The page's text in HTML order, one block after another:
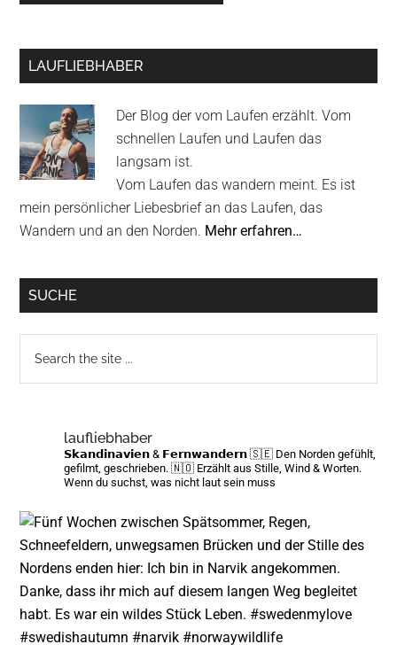
Primary
LAUFLIEBHABER
Der Blog der vom Laufen erzählt. Vom
schnellen Laufen und Laufen das
langsam ist.
Vom Laufen das wandern meint. Es ist
mein persönlicher Liebesbrief an das Laufen, das
Wandern und an den Norden. Mehr erfahren…
SUCHE
the
laufliebhaber
𝗦𝗸𝗮𝗻𝗱𝗶𝗻𝗮𝘃𝗶𝗲𝗻 & 𝗙𝗲𝗿𝗻𝘄𝗮𝗻𝗱𝗲𝗿𝗻 🇸🇪 Den Norden gefühlt,
gefilmt, geschrieben. 🇳🇴 Erzählt aus Stille, Wind & Worten.
Wenn du suchst, was nicht laut sein muss